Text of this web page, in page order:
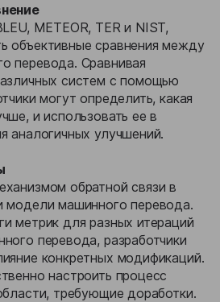
METEOR, TER и NIST,
объективные сравнения между
перевода. Сравнивая
систем с помощью
могут определить, какая
и использовать ее в
аналогичных улучшений.
обратной связи в
модели машинного перевода.
метрик для разных итераций
перевода, разработчики
конкретных модификаций.
настроить процесс
требующие доработки.